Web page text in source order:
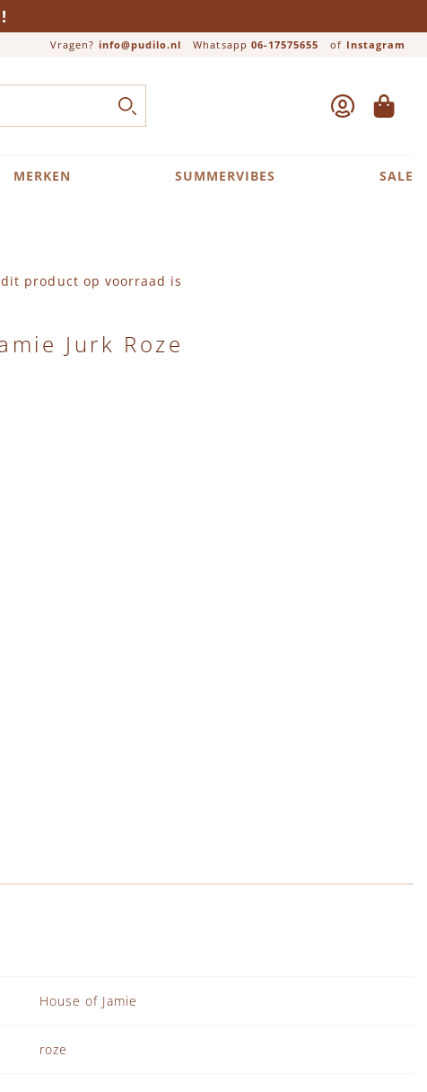
Vragen? info@pudilo.nl Whatsapp 06-17575655 of Instagram
Close search
ZOEK ACCOUNT
MERKEN SUMMERVIBES SALE
product op voorraad is
Jurk Roze
House of Jamie
roze